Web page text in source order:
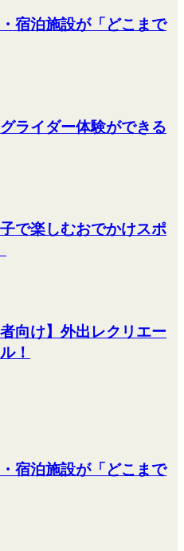
宿泊施設が「どこまで
ライダー体験ができる
で楽しむおでかけスポ
向け】外出レクリエー
！
宿泊施設が「どこまで